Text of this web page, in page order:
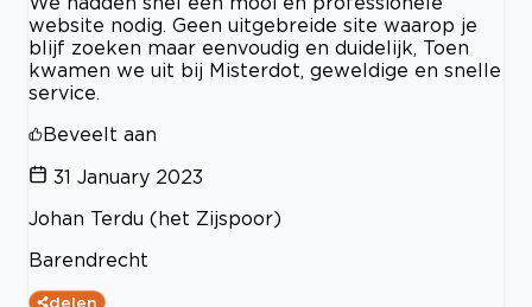
website nodig. Geen uitgebreide site waarop je
blijf zoeken maar eenvoudig en duidelijk, Toen
kwamen we uit bij Misterdot, geweldige en snelle
service.
Beveelt aan
31 January 2023
Johan Terdu (het Zijspoor)
Barendrecht
delen